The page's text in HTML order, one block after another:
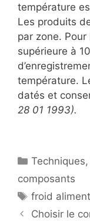
température
Les produits
par zone.
supérieure à
température.
datés et
28 01 1993).
Catégories
Techniques,
composants
Étiquettes
froid
Choisir le